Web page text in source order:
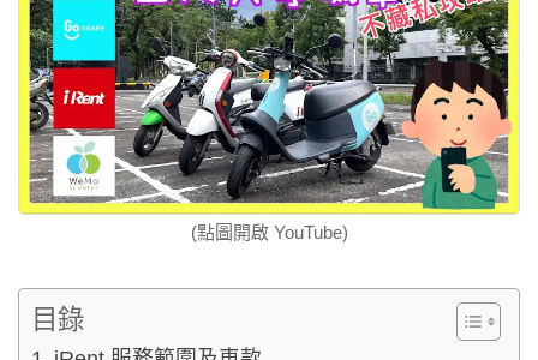
(點圖開啟 YouTube)
目錄